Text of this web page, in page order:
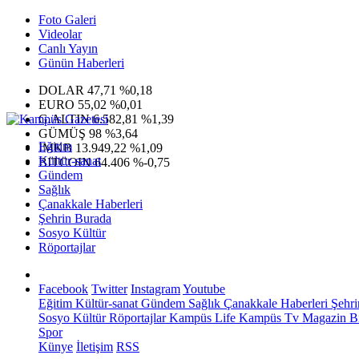
Foto Galeri
Videolar
Canlı Yayın
Günün Haberleri
DOLAR 47,71 %0,18
EURO 55,02 %0,01
G.ALTIN6.582,81 %1,39
GÜMÜŞ 98 %3,64
IMKB 13.949,22 %1,09
BITCOIN64.406 %-0,75
Eğitim
Kültür-sanat
Gündem
Sağlık
Çanakkale Haberleri
Şehrin Burada
Sosyo Kültür
Röportajlar
Facebook Twitter InstagramYoutube
Eğitim Kültür-sanat Gündem Sağlık Çanakkale Haberleri
Sosyo KültürRöportajlarKampüs Life Kampüs Tv Magazin
Spor
Künye İletişim RSS